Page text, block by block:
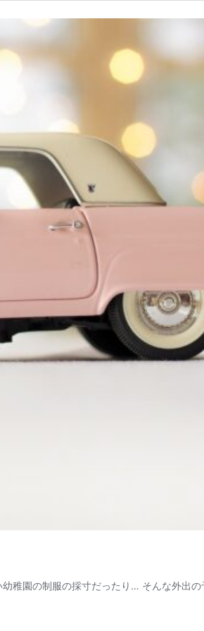
稚園の制服の採寸だったり… そんな外出